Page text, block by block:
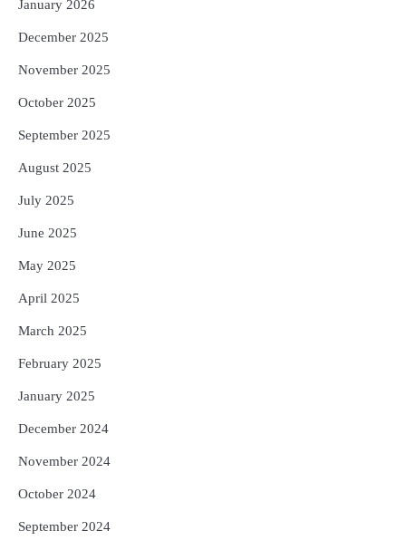
January 2026
December 2025
November 2025
October 2025
September 2025
August 2025
July 2025
June 2025
May 2025
April 2025
March 2025
February 2025
January 2025
December 2024
November 2024
October 2024
September 2024